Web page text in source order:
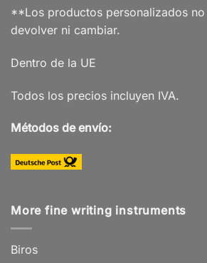
**Los productos personalizados no
devolver ni cambiar.
Dentro de la UE
Todos los precios incluyen IVA.
Métodos de envío:
More fine writing instruments
Biros